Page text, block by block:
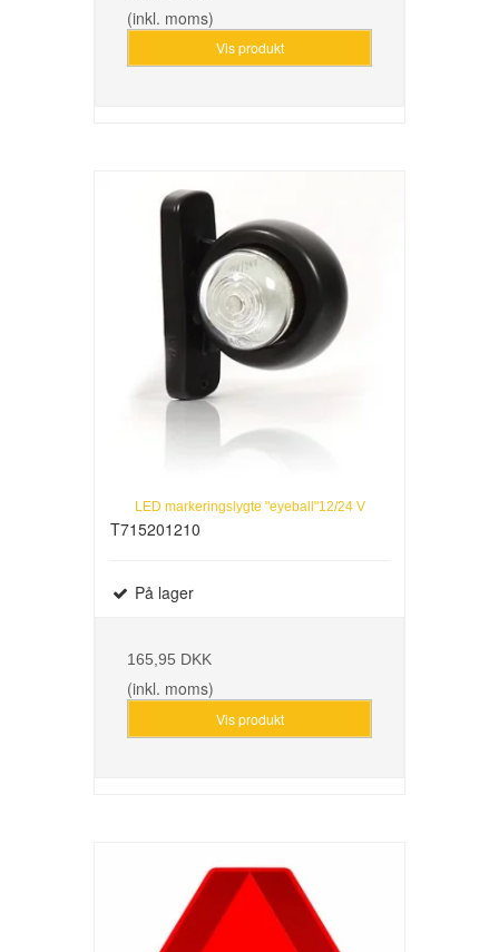
(inkl. moms)
Vis produkt
LED markeringslygte "eyeball"12/24 V
T715201210
På lager
165,95 DKK
(inkl. moms)
Vis produkt